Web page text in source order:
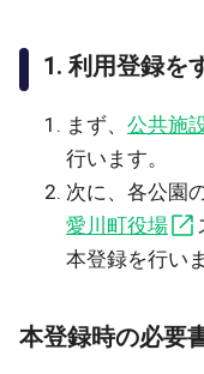
1. 利用登録を
まず、 公共施
行います。
次に、各公園
愛川町役場
本登録を行い
本登録時の必要